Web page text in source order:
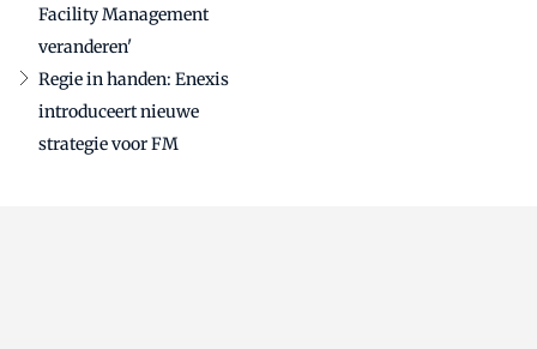
Facility Management
veranderen'
Regie in handen: Enexis
introduceert nieuwe
strategie voor FM